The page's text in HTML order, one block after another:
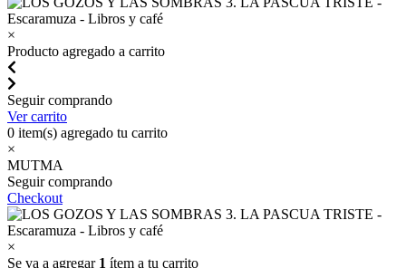
×
Producto agregado a carrito
Seguir comprando
Ver carrito
0 item(s) agregado tu carrito
×
MUTMA
Seguir comprando
Checkout
×
Se va a agregar 1 ítem a tu carrito